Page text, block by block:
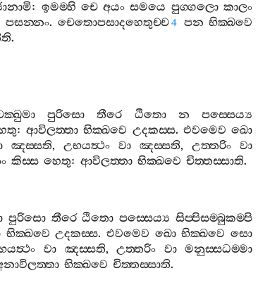
: ඉමම‍්හි චෙ අයං සමයෙ පුග‍්ගලො කාලං
පසන‍්නං. චෙතොපසාදහෙතුච‍්ච 4 පන භික‍්ඛවෙ
.
පුරිසො තීරෙ ඨිතො න
පස‍්සෙය්‍ය
: ආවිලත‍්තා භික‍්ඛවෙ උදකස‍්ස. එවමෙව ඛො
ඤස‍්සති, උභයත්‍ථං වා ඤස‍්සති, උත‍්තරිං
වා
කිස‍්ස හෙතු: ආවිලත‍්තා භික‍්ඛවෙ චිත‍්තස‍්සාති.
පුරිසො තීරෙ ඨිතො පස‍්සෙය්‍ය සිප‍්පිසම‍්බුකම‍්පි
භික‍්ඛවෙ උදකස‍්ස.එවමෙව ඛො භික‍්ඛවෙ සො
වා ඤස‍්සති,උත‍්තරිං වා
මනුස‍්සධම‍්මා
භික‍්ඛවෙ චිත‍්තස‍්සාති.